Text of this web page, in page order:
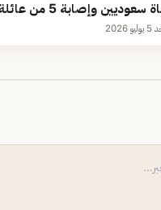
وإصابة 5 من عائلة واحدة بعد انقلاب مركبتهم بسلطنة عُمان
2026